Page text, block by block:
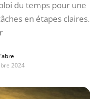
du temps pour une
en étapes claires.
2024